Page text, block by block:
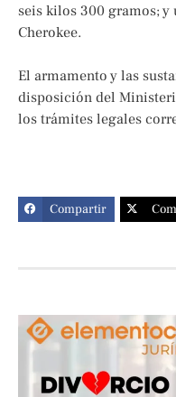
seis kilos 300 gramos; y
Cherokee.
El armamento y las
disposición del
los trámites legales
Compartir